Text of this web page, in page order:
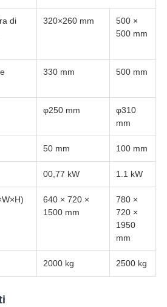
di
320×260 mm
500 ×
500 mm
330 mm 500 mm
φ250 mm
φ310
mm
50 mm 100 mm
00,77 kW 1.1 kW
640 × 720 ×
1500 mm
780 ×
720 ×
1950
mm
2000 kg 2500 kg